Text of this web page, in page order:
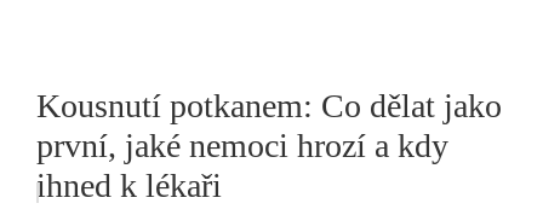
Kousnutí potkanem: Co dělat jako
první, jaké nemoci hrozí a kdy
ihned k lékaři